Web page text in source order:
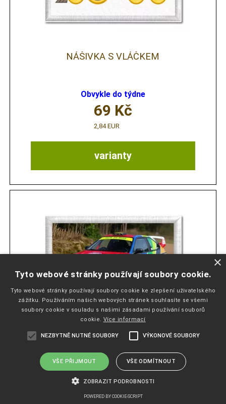
NÁŠIVKA S VLÁČKEM
Obvykle do týdne
varianty
69 Kč
2,84 EUR
NÁŠIVKA RALLYE
Obvykle do týdne
65Kč
×
Tyto webové stránky používají soubory cookie.
Tyto webové stránky používají soubory cookie ke zlepšení uživatelského
zážitku. Používáním našich webových stránek souhlasíte se všemi
soubory cookie v souladu s našimi zásadami používání souborů
cookie. Více informací
NEZBYTNĚ NUTNÉ SOUBORY VÝKONOVÉ SOUBORY
VŠE PŘIJMOUT VŠE ODMÍTNOUT
ZOBRAZIT PODROBNOSTI
POWERED BY COOKIE-SCRIPT